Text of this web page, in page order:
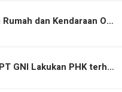
dan Kendaraan O…
GNI Lakukan PHK terh…